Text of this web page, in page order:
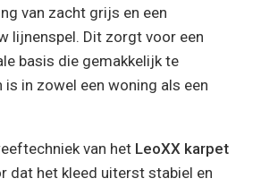
van zacht grijs en een
lijnenspel. Dit zorgt voor een
basis die gemakkelijk te
is in zowel een woning als een
van het LeoXX karpet
dat het kleed uiterst stabiel en